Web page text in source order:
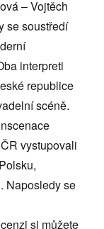
– Vojtěch
se soustředí
interpreti
republice
scéně.
vystupovali
Naposledy se
si můžete